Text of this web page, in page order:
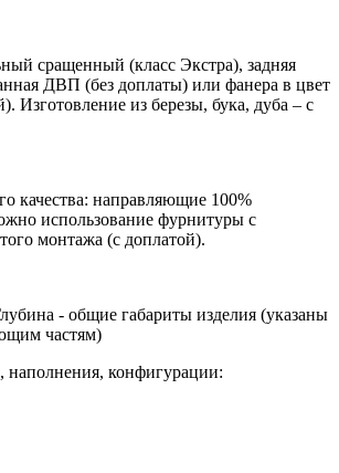
сращенный (класс Экстра), задняя
ДВП (без доплаты) или фанера в цвет
Изготовление из березы, бука, дуба – с
качества: направляющие 100%
использование фурнитуры с
монтажа (с доплатой).
- общие габариты изделия (указаны
частям)
наполнения, конфигурации: